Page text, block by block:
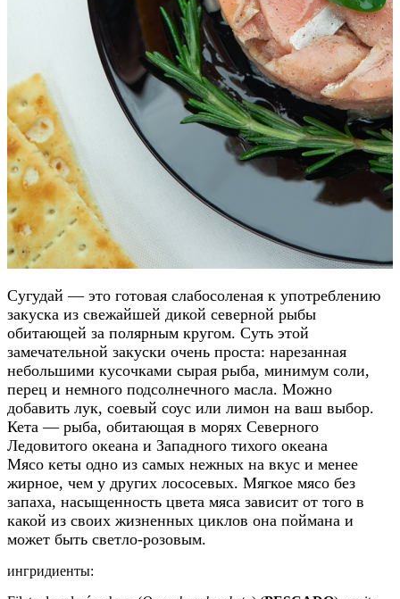
Сугудай — это готовая слабосоленая к употреблению
закуска из свежайшей дикой северной рыбы
обитающей за полярным кругом. Суть этой
замечательной закуски очень проста: нарезанная
небольшими кусочками сырая рыба, минимум соли,
перец и немного подсолнечного масла. Можно
добавить лук, соевый соус или лимон на ваш выбор.
Кета — рыба, обитающая в морях Северного
Ледовитого океана и Западного тихого океана
Мясо кеты одно из самых нежных на вкус и менее
жирное, чем у других лососевых. Мягкое мясо без
запаха, насыщенность цвета мяса зависит от того в
какой из своих жизненных циклов она поймана и
может быть светло-розовым.
ингридиенты: